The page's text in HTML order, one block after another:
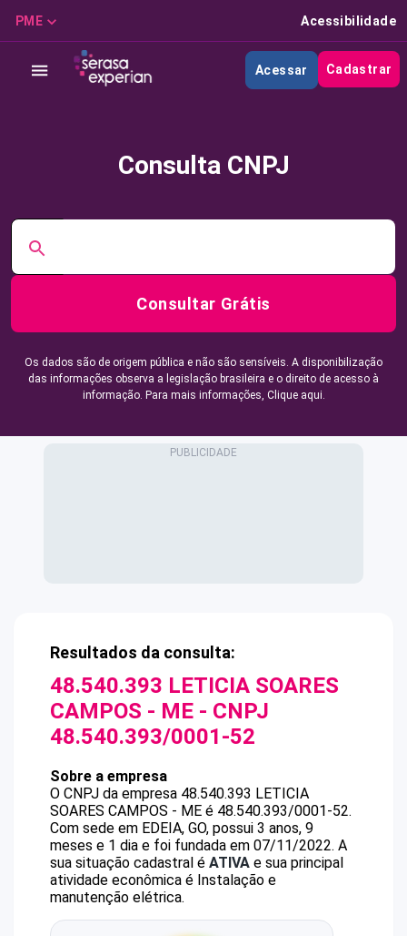
PME Acessibilidade
Acessar Cadastrar
Consulta CNPJ
Consultar Grátis
Os dados são de origem pública e não são sensíveis. A disponibilização
das informações observa a legislação brasileira e o direito de acesso à
informação. Para mais informações, Clique aqui.
Resultados da consulta:
48.540.393 LETICIA SOARES
CAMPOS - ME - CNPJ
48.540.393/0001-52
Sobre a empresa
O CNPJ da empresa 48.540.393 LETICIA
SOARES CAMPOS - ME é 48.540.393/0001-52.
Com sede em EDEIA, GO, possui 3 anos, 9
meses e 1 dia e foi fundada em 07/11/2022. A
sua situação cadastral é ATIVA e sua principal
atividade econômica é Instalação e
manutenção elétrica.